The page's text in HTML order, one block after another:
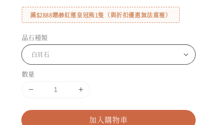
滿$2888贈🎁紅運皇冠熊1隻（與折扣優惠無法重複）
晶石種類
數量
加入購物車